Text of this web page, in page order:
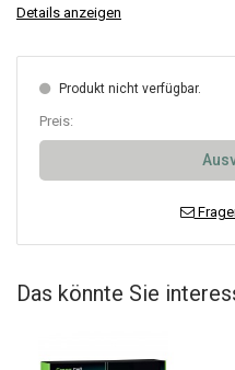
Details anzeigen
Produkt nicht verfügbar.
Preis:
Das könnte Sie